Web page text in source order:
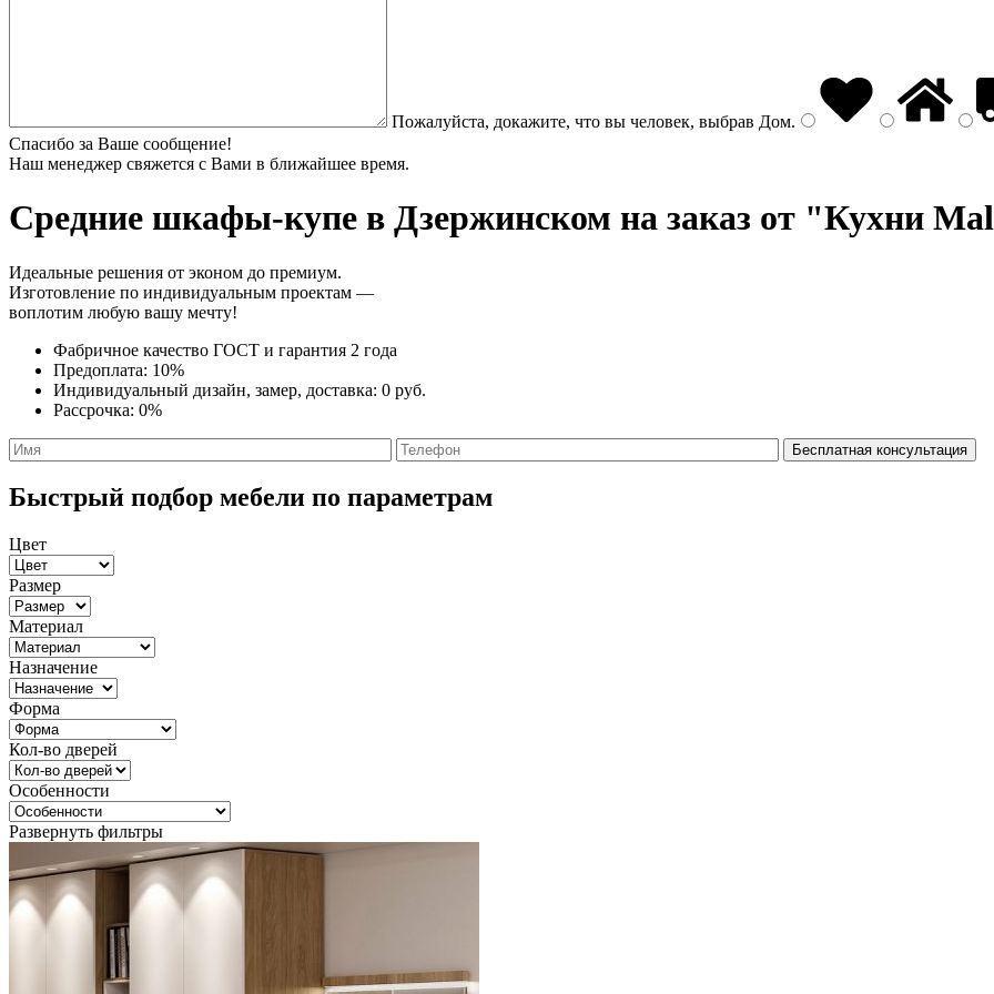
Пожалуйста, докажите, что вы человек, выбрав Дом.
Спасибо за Ваше сообщение!
Наш менеджер свяжется с Вами в ближайшее время.
Средние шкафы-купе в Дзержинском на заказ от "Кухни
Идеальные решения от эконом до премиум.
Изготовление по индивидуальным проектам —
воплотим любую вашу мечту!
Фабричное качество ГОСТ и гарантия 2 года
Предоплата: 10%
Индивидуальный дизайн, замер, доставка: 0 руб.
Рассрочка: 0%
Быстрый подбор мебели по параметрам
Цвет
Размер
Материал
Назначение
Форма
Кол-во дверей
Особенности
Развернуть фильтры